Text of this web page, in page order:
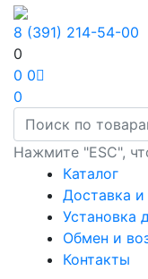
8 (391) 214-54-00
0
0 0
0
Нажмите "ESC",
Каталог
Доставка и
Установка
Обмен и
Контакты